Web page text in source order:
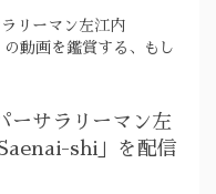
リーマン左江内
動画を鑑賞する、もし
ーサラリーマン左
shi」を配信